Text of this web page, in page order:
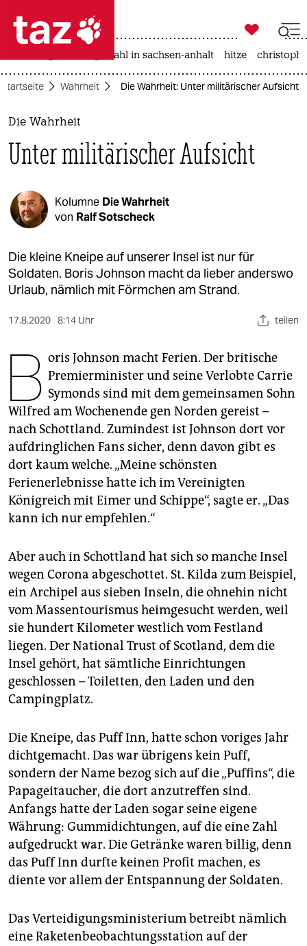
 taz zahl ich
taz zahl ich
themen
politik
öko
gesellschaft
kultur
sport
wahrheit
verlag
verlag
veranstaltungen
shop
fragen & hilfe
abo
genossenschaft
epaper login

taz zahl ich
landtagswahl in sachsen-anhalt hitze
Startseite Wahrheit Die Wahrheit: Unter militärischer Aufsicht
Die Wahrheit
Unter militärischer Aufsicht
Kolumne Die Wahrheit
von Ralf Sotscheck
Die kleine Kneipe auf unserer Insel ist nur für
Soldaten. Boris Johnson macht da lieber anderswo
Urlaub, nämlich mit Förmchen am Strand.
17.8.2020 8:14 Uhr teilen
B oris Johnson macht Ferien. Der britische
Premierminister und seine Verlobte Carrie
Sy­monds sind mit dem gemeinsamen Sohn
Wilfred am Wochenende gen Norden gereist –
nach Schottland. Zumindest ist Johnson dort vor
aufdringlichen Fans sicher, denn davon gibt es
dort kaum welche. „Meine schönsten
Ferienerlebnisse hatte ich im Vereinigten
Königreich mit Eimer und Schippe“, sagte er. „Das
kann ich nur empfehlen.“
Aber auch in Schottland hat sich so manche Insel
wegen Corona abgeschottet. St. Kilda zum Beispiel,
ein Archipel aus sieben Inseln, die ohnehin nicht
vom Massentourismus heimgesucht werden, weil
sie hundert Kilometer westlich vom Festland
liegen. Der National Trust of Scotland, dem die
Insel gehört, hat sämtliche Einrichtungen
geschlossen – Toiletten, den Laden und den
Campingplatz.
Die Kneipe, das Puff Inn, hatte schon voriges Jahr
dichtgemacht. Das war übrigens kein Puff,
sondern der Name bezog sich auf die „Puffins“, die
Papageitaucher, die dort anzutreffen sind.
Anfangs hatte der Laden sogar seine eigene
Währung: Gummidichtungen, auf die eine Zahl
aufgedruckt war. Die Getränke waren billig, denn
das Puff Inn durfte keinen Profit machen, es
diente vor allem der Entspannung der Soldaten.
Das Verteidigungsministerium betreibt nämlich
eine Raketenbeobachtungsstation auf der